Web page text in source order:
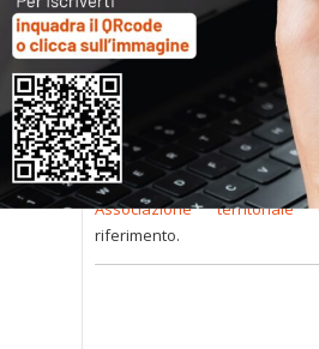
Tutti i documenti presenti
sonoa disposizione dei
consultare occorre
inserire
nel modulo a destra della
Se non possiedi nome
oppure li haismarriti
Associazione territoriale
riferimento.